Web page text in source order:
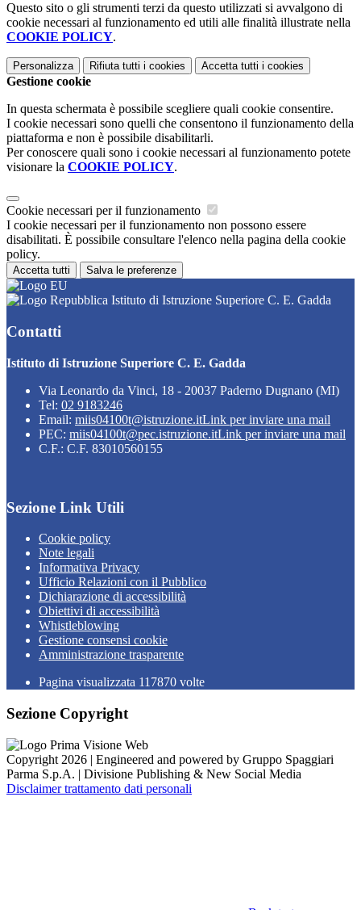
Questo sito o gli strumenti terzi da questo utilizzati si avvalgono di
cookie necessari al funzionamento ed utili alle finalità illustrate nella
COOKIE POLICY.
Personalizza Rifiuta tutti i cookies Accetta tutti i cookies
Gestione cookie
In questa schermata è possibile scegliere quali cookie consentire.
I cookie necessari sono quelli che consentono il funzionamento della
piattaforma e non è possibile disabilitarli.
Per conoscere quali sono i cookie necessari al funzionamento potete
visionare la COOKIE POLICY.
Cookie necessari per il funzionamento
I cookie necessari per il funzionamento non possono essere
disabilitati. È possibile consultare l'elenco nella pagina della cookie
policy.
Accetta tutti Salva le preferenze
Istituto di Istruzione Superiore C. E. Gadda
Contatti
Istituto di Istruzione Superiore C. E. Gadda
Via Leonardo da Vinci, 18 - 20037 Paderno Dugnano (MI)
Tel: 02 9183246
Email: miis04100t@istruzione.itLink per inviare una mail
PEC: miis04100t@pec.istruzione.itLink per inviare una mail
C.F.: C.F. 83010560155
Sezione Link Utili
Cookie policy
Note legali
Informativa Privacy
Ufficio Relazioni con il Pubblico
Dichiarazione di accessibilità
Obiettivi di accessibilità
Whistleblowing
Gestione consensi cookie
Amministrazione trasparente
Pagina visualizzata 117870 volte
Sezione Copyright
Copyright 2026 | Engineered and powered by Gruppo Spaggiari
Parma S.p.A. | Divisione Publishing & New Social Media
Disclaimer trattamento dati personali